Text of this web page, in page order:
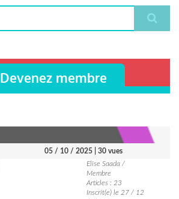
Devenez membre
05 / 10 / 2025 | 30 vues
Elise Saada /
Membre
Articles : 23
Inscrit(e) le 27 / 12